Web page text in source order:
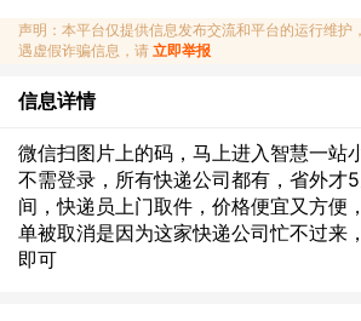
声明：本平台仅提供信息发布交流和平台的运行维护
遇虚假诈骗信息，请 立即举报
信息详情
微信扫图片上的码，马上进入智慧一站
不需登录，所有快递公司都有，省外才
间，快递员上门取件，价格便宜又方便
单被取消是因为这家快递公司忙不过来
即可